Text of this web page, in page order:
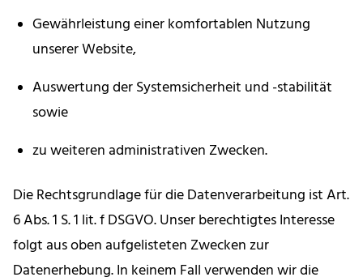
Gewährleistung einer komfortablen Nutzung
unserer Website,
Auswertung der Systemsicherheit und -stabilität
sowie
zu weiteren administrativen Zwecken.
Die Rechtsgrundlage für die Datenverarbeitung ist Art.
6 Abs. 1 S. 1 lit. f DSGVO. Unser berechtigtes Interesse
folgt aus oben aufgelisteten Zwecken zur
Datenerhebung. In keinem Fall verwenden wir die